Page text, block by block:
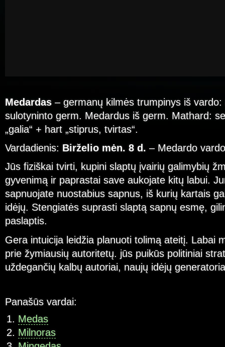
Medardas – germanų kilmės trumpinys iš vardo:
sulotyninto germ. Medardus iš germ. Mathard:
„galia“ + hart „stiprus, tvirtas“.
Vardadienis: Birželio mėn. 8 d. – Medardo
Jūs fiziškai tvirti, kupini slaptų įvairių galimybių
gyvenimą ir paprastai save aukojate kitų labui.
sapnuojate nuostabius sapnus, iš kurių kartais
idėjų. Stengiatės suprasti slaptą sapnų esmę,
paslaptis.
Gera intuicija leidžia planuoti tolimą ateitį. Labai
prie žymiausių autoritetų. jūs puikūs politiniai
uždegančių kalbų autoriai, naujų idėjų
Panašūs vardai:
Medas
Milnoras